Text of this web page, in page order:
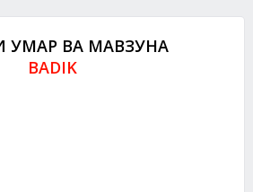
УМАР ВА МАВЗУНА
BADIK